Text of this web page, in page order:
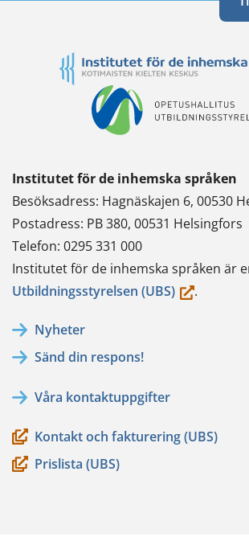
Institutet för de inhemska språken
Besöksadress: Hagnäskajen 6, 00530
Postadress: PB 380, 00531 Helsingfors
Telefon: 0295 331 000
Institutet för de inhemska språken är
Utbildningsstyrelsen (UBS)(du.
Nyheter
Sänd din respons!
Våra kontaktuppgifter
Kontakt och fakturering (UBS)
Prislista (UBS)